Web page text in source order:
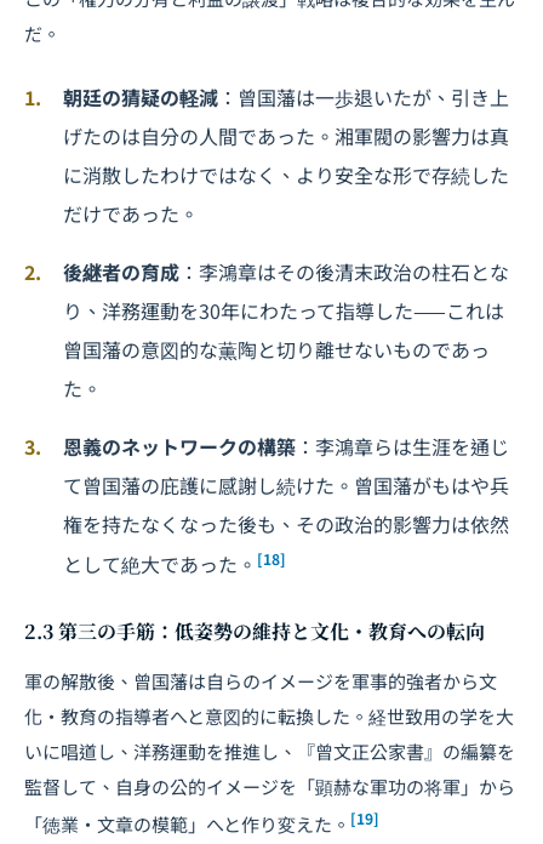
だ。
朝廷の猜疑の軽減 ：曾国藩は一歩退いたが、引き上
げたのは自分の人間であった。湘軍閥の影響力は真
に消散したわけではなく、より安全な形で存続した
だけであった。
後継者の育成 ：李鴻章はその後清末政治の柱石とな
り、洋務運動を30年にわたって指導した——これは
曾国藩の意図的な薫陶と切り離せないものであっ
た。
恩義のネットワークの構築 ：李鴻章らは生涯を通じ
て曾国藩の庇護に感謝し続けた。曾国藩がもはや兵
権を持たなくなった後も、その政治的影響力は依然
として絶大であった。 [18]
2.3 第三の手筋：低姿勢の維持と文化・教育への転向
軍の解散後、曾国藩は自らのイメージを軍事的強者から文
化・教育の指導者へと意図的に転換した。経世致用の学を大
いに唱道し、洋務運動を推進し、『曾文正公家書』の編纂を
監督して、自身の公的イメージを「顕赫な軍功の将軍」から
「徳業・文章の模範」へと作り変えた。 [19]